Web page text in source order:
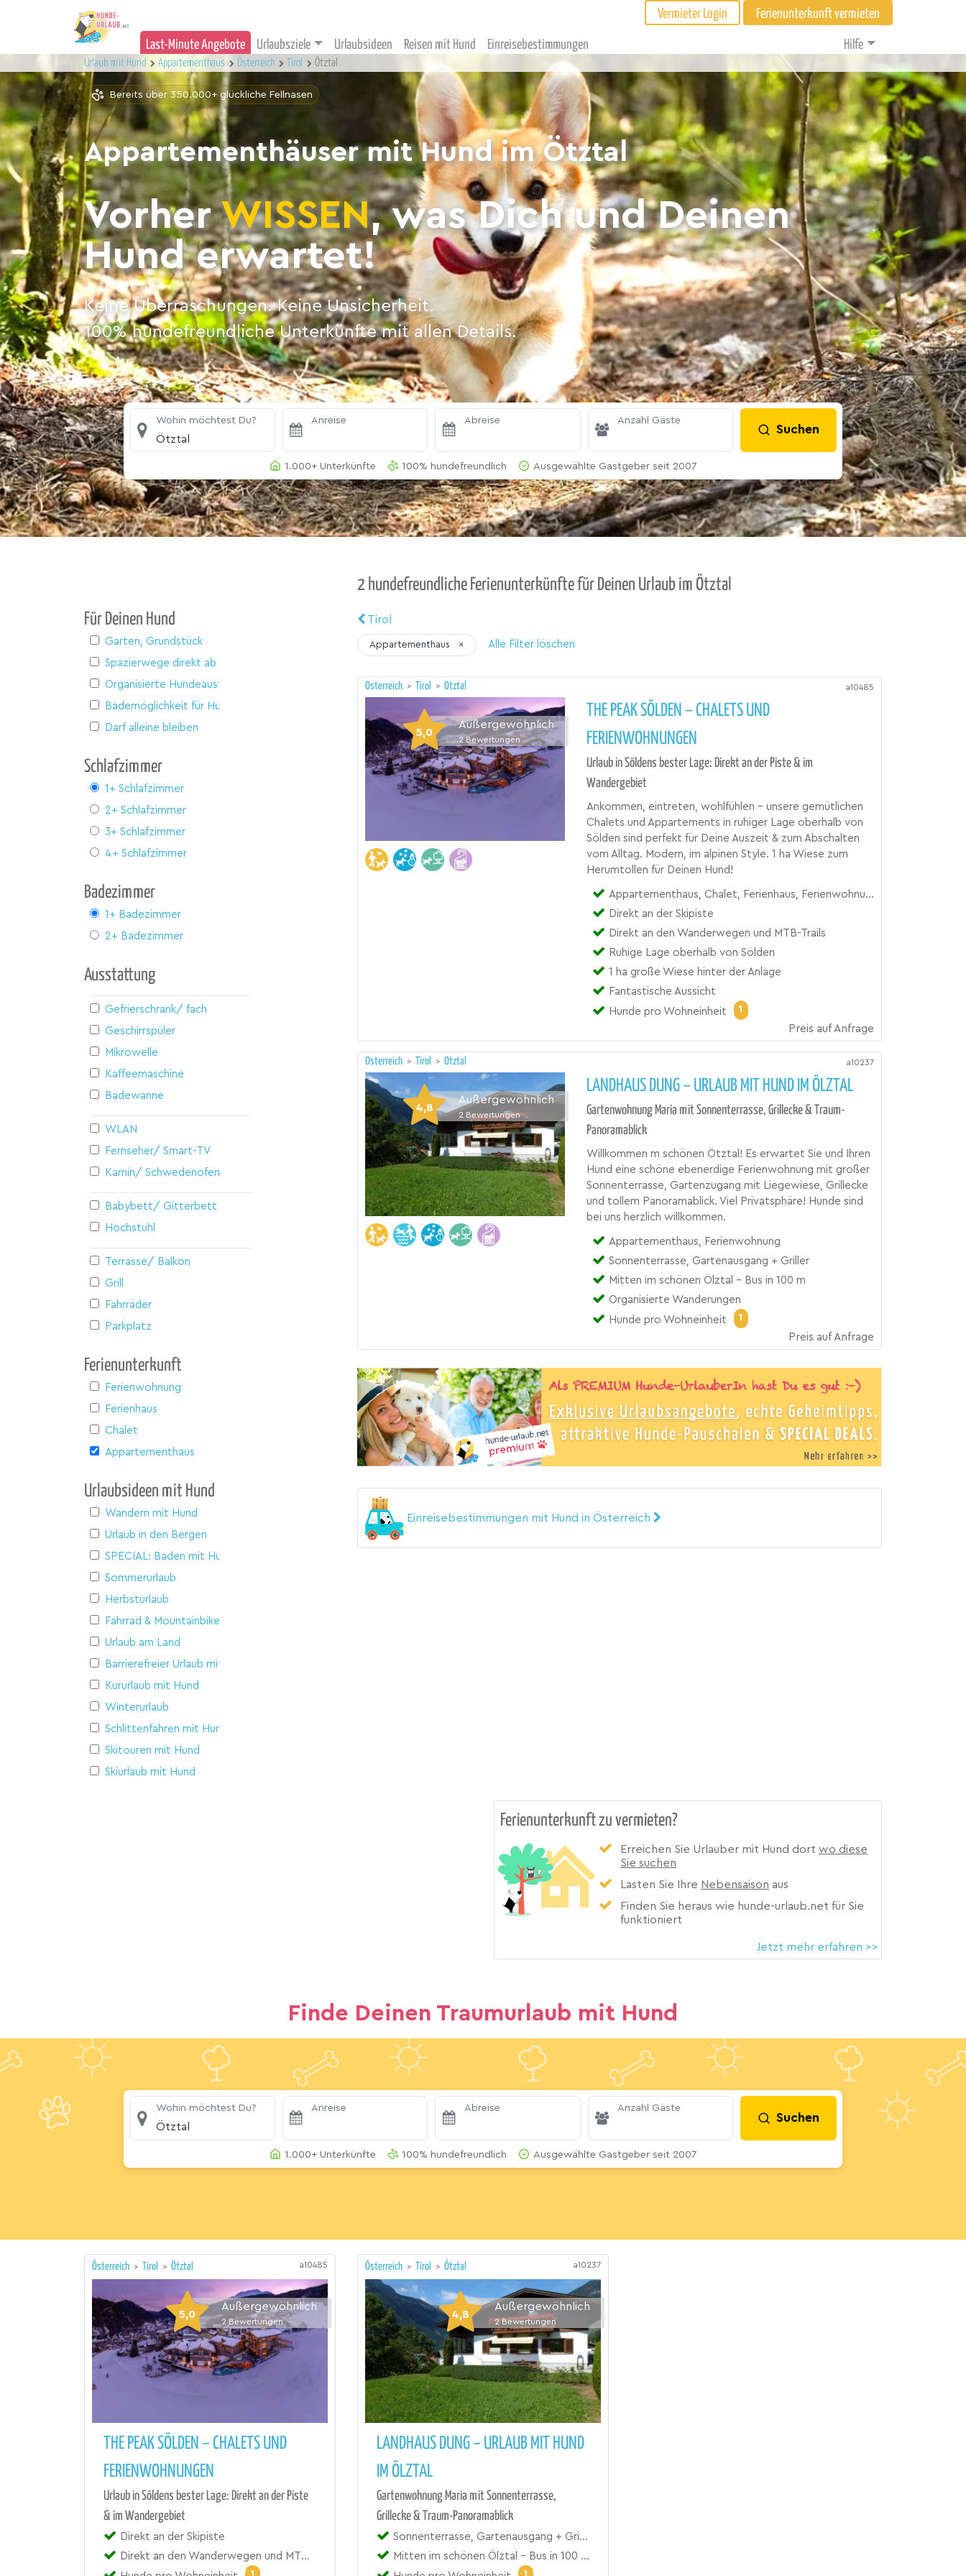
Vermieter Login Ferienunterkunft vermieten
Last-Minute Angebote Urlaubsziele Urlaubsideen Reisen mit Hund Einreisebestimmungen Hilfe
Urlaub mit Hund Appartementhaus Österreich Tirol Ötztal
Bereits über 350.000+ glückliche Fellnasen
Appartementhäuser mit Hund im Ötztal
VorherWISSEN, was Dich und Deinen
Hund erwartet!
Keine Überraschungen. Keine Unsicherheit.
100% hundefreundliche Unterkünfte mit allen Details.
Wohin möchtest Du?
Ötztal
Anreise Abreise Anzahl Gäste
Suchen
1.000+ Unterkünfte 100% hundefreundlich Ausgewählte Gastgeber seit 2007
Für Deinen Hund
Garten, Grundstück
Spazierwege direkt ab Haus
Organisierte Hundeausflüge
Bademöglichkeit für Hunde
Darf alleine bleiben
Schlafzimmer
1+ Schlafzimmer
2+ Schlafzimmer
3+ Schlafzimmer
4+ Schlafzimmer
Badezimmer
1+ Badezimmer
2+ Badezimmer
Ausstattung
Gefrierschrank/ fach
Geschirrspüler
Mikrowelle
Kaffeemaschine
Badewanne
WLAN
Fernseher/ Smart-TV
Kamin/ Schwedenofen
Babybett/ Gitterbett
Hochstuhl
Terrasse/ Balkon
Grill
Fahrräder
Parkplatz
Ferienunterkunft
Ferienwohnung
Ferienhaus
Chalet
Appartementhaus
Urlaubsideen mit Hund
Wandern mit Hund
Urlaub in den Bergen
SPECIAL: Baden mit Hund
Sommerurlaub
Herbsturlaub
Fahrrad & Mountainbike
Urlaub am Land
Barrierefreier Urlaub mit Hund
Kururlaub mit Hund
Winterurlaub
Schlittenfahren mit Hund
Skitouren mit Hund
Skiurlaub mit Hund
2 hundefreundliche Ferienunterkünfte für Deinen Urlaub im Ötztal
Tirol
Appartementhaus × Alle Filter löschen
Österreich > Tirol > Ötztal a10485
5,0
Außergewöhnlich
2 Bewertungen
THE PEAK SÖLDEN – CHALETS UND
FERIENWOHNUNGEN
Urlaub in Söldens bester Lage: Direkt an der Piste & im
Wandergebiet
Ankommen, eintreten, wohlfühlen – unsere gemütlichen
Chalets und Appartements in ruhiger Lage oberhalb von
Sölden sind perfekt für Deine Auszeit & zum Abschalten
vom Alltag. Modern, im alpinen Style. 1 ha Wiese zum
Herumtollen für Deinen Hund!
Appartementhaus, Chalet, Ferienhaus, Ferienwohnung
Direkt an der Skipiste
Direkt an den Wanderwegen und MTB-Trails
Ruhige Lage oberhalb von Sölden
1 ha große Wiese hinter der Anlage
Fantastische Aussicht
Hunde pro Wohneinheit
1
Preis auf Anfrage
Österreich > Tirol > Ötztal a10237
4,8
Außergewöhnlich
2 Bewertungen
LANDHAUS DUNG – URLAUB MIT HUND IM ÖLZTAL
Gartenwohnung Maria mit Sonnenterrasse, Grillecke & Traum-
Panoramablick
Willkommen m schönen Ötztal! Es erwartet Sie und Ihren
Hund eine schöne ebenerdige Ferienwohnung mit großer
Sonnenterrasse, Gartenzugang mit Liegewiese, Grillecke
und tollem Panoramablick. Viel Privatsphäre! Hunde sind
bei uns herzlich willkommen.
Appartementhaus, Ferienwohnung
Sonnenterrasse, Gartenausgang + Griller
Mitten im schönen Ölztal - Bus in 100 m
Organisierte Wanderungen
Hunde pro Wohneinheit
1
Preis auf Anfrage
Einreisebestimmungen mit Hund in Österreich
Ferienunterkunft zu vermieten?
Erreichen Sie Urlauber mit Hund dort wo diese
Sie suchen
Lasten Sie Ihre Nebensaison aus
Finden Sie heraus wie hunde-urlaub.net für Sie
funktioniert
Jetzt mehr erfahren >>
Finde Deinen Traumurlaub mit Hund
Wohin möchtest Du?
Ötztal
Anreise Abreise Anzahl Gäste
Suchen
1.000+ Unterkünfte 100% hundefreundlich Ausgewählte Gastgeber seit 2007
Österreich > Tirol > Ötztal a10485
5,0
Außergewöhnlich
2 Bewertungen
THE PEAK SÖLDEN – CHALETS UND
FERIENWOHNUNGEN
Urlaub in Söldens bester Lage: Direkt an der Piste
& im Wandergebiet
Direkt an der Skipiste
Direkt an den Wanderwegen und MTB-Trails
1
Österreich > Tirol > Ötztal a10237
4,8
Außergewöhnlich
2 Bewertungen
LANDHAUS DUNG – URLAUB MIT HUND
IM ÖLZTAL
Gartenwohnung Maria mit Sonnenterrasse,
Grillecke & Traum-Panoramablick
Sonnenterrasse, Gartenausgang + Griller
Mitten im schönen Ölztal - Bus in 100 m
1